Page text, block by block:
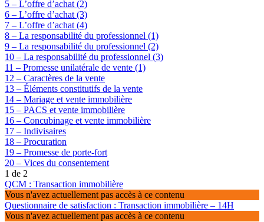
5 – L’offre d’achat (2)
6 – L’offre d’achat (3)
7 – L’offre d’achat (4)
8 – La responsabilité du professionnel (1)
9 – La responsabilité du professionnel (2)
10 – La responsabilité du professionnel (3)
11 – Promesse unilatérale de vente (1)
12 – Caractères de la vente
13 – Éléments constitutifs de la vente
14 – Mariage et vente immobilière
15 – PACS et vente immobilière
16 – Concubinage et vente immobilière
17 – Indivisaires
18 – Procuration
19 – Promesse de porte-fort
20 – Vices du consentement
1 de 2
QCM : Transaction immobilière
Vous n'avez actuellement pas accès à ce contenu
Questionnaire de satisfaction : Transaction immobilière – 14H
Vous n'avez actuellement pas accès à ce contenu